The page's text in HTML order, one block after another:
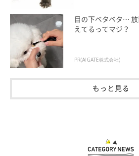
膝の上でくつろぐチコちゃん
https://x.com/neikoneikou
気になるのは、このあとの様子。チコち
「ピーンと体を伸ばしたポーズのまま、
目の下ベタベタ…
えてるってマジ？
PR(AIGATE株式会社)
もっと見る